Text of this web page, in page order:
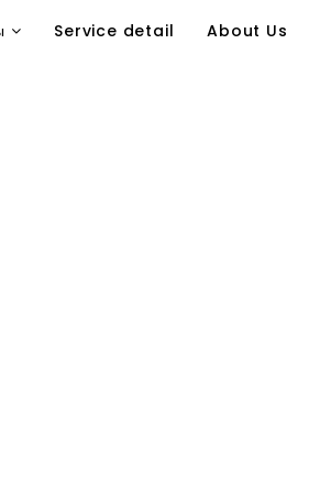
Service detail About Us